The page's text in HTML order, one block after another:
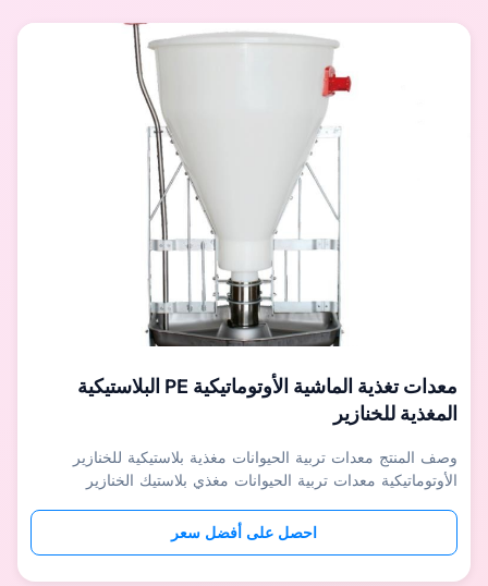
معدات تغذية الماشية الأوتوماتيكية PE البلاستيكية
المغذية للخنازير
وصف المنتج معدات تربية الحيوانات مغذية بلاستيكية للخنازير
الأوتوماتيكية معدات تربية الحيوانات مغذي بلاستيك الخنازير
إلى ذلك ، يمكن أن تأكل خنازير متعددة في نفس الوقت ، مما يزيد
من كفاءة التغذية.يمكن للمنظم الدقيق ضبط كمية إسقاط العلف
احصل على أفضل سعر